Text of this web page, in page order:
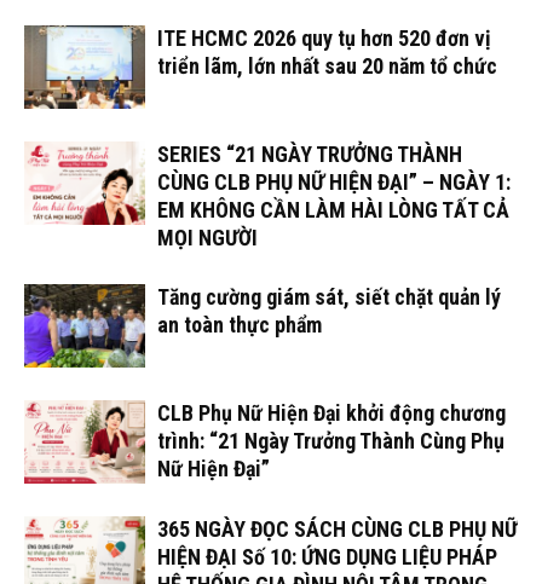
ITE HCMC 2026 quy tụ hơn 520 đơn vị
triển lãm, lớn nhất sau 20 năm tổ chức
SERIES “21 NGÀY TRƯỞNG THÀNH
CÙNG CLB PHỤ NỮ HIỆN ĐẠI” – NGÀY 1:
EM KHÔNG CẦN LÀM HÀI LÒNG TẤT CẢ
MỌI NGƯỜI
Tăng cường giám sát, siết chặt quản lý
an toàn thực phẩm
CLB Phụ Nữ Hiện Đại khởi động chương
trình: “21 Ngày Trưởng Thành Cùng Phụ
Nữ Hiện Đại”
365 NGÀY ĐỌC SÁCH CÙNG CLB PHỤ NỮ
HIỆN ĐẠI Số 10: ỨNG DỤNG LIỆU PHÁP